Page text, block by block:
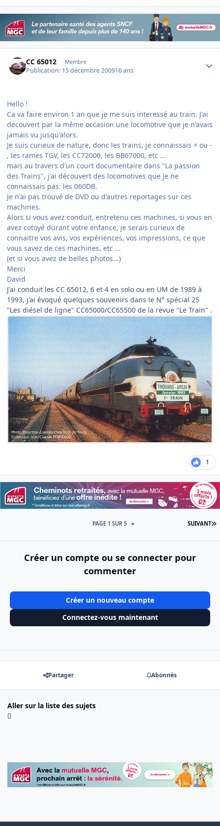
CC 65012 Membre
Publication: 15 décembre 200916 ans
Hello !
Ca va faire environ 1 an que je me suis interessé au train. J'ai
découvert par la même occasion une locomotive que je n'avais
jamais vu jusqu'alors.
Je suis curieux de nature, donc les trains, je connaissais + ou -
, les rames TGV, les CC72000, les BB67000, etc ...
mais au travers d'un court documentaire dans "La passion
des Trains", j'ai découvert des locomotives que je ne
connaissais pas: les 060DB.
Je n'ai pas trouvé de DVD ou d'autres reportages sur ces
machines.
Alors si vous avez conduit, entretenu ces machines, si vous en
avez cotoyé durant votre enfance, je serais curieux de
connaitre vos avis, vos expériences, vos impressions, ce que
vous savez de ces machines, etc ...
(et si vous avez de belles photos...)
Merci
David
J'ai conduit les CC 65012, 6 et 4 en solo ou en UM de 1989 à
1993, j'ai évoqué quelques souvenirs dans le N° spécial 25
"Les diésel de ligne" CC65000/CC65500 de la revue "Le Train" .
1
SUIVANT
PAGE 1 SUR 5
Créer un compte ou se connecter pour
commenter
Créer un nouveau compte
Connectez-vous maintenant
Partager Abonnés
Aller sur la liste des sujets